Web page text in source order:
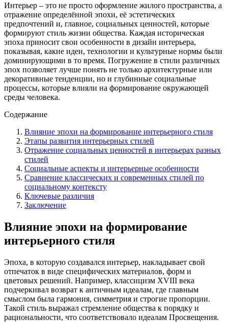
Интерьер – это не просто оформление жилого пространства, а
отражение определённой эпохи, её эстетических
предпочтений и, главное, социальных ценностей, которые
формируют стиль жизни общества. Каждая историческая
эпоха приносит свои особенности в дизайн интерьера,
показывая, какие идеи, технологии и культурные нормы были
доминирующими в то время. Погружение в стили различных
эпох позволяет лучше понять не только архитектурные или
декоративные тенденции, но и глубинные социальные
процессы, которые влияли на формирование окружающей
среды человека.
Содержание
Влияние эпохи на формирование интерьерного стиля
Этапы развития интерьерных стилей
Отражение социальных ценностей в интерьерах разных
стилей
Социальные аспекты и интерьерные особенности
Сравнение классических и современных стилей по
социальному контексту
Ключевые различия
Заключение
Влияние эпохи на формирование
интерьерного стиля
Эпоха, в которую создавался интерьер, накладывает свой
отпечаток в виде специфических материалов, форм и
цветовых решений. Например, классицизм XVIII века
подчеркивал возврат к античным идеалам, где главным
смыслом была гармония, симметрия и строгие пропорции.
Такой стиль выражал стремление общества к порядку и
рациональности, что соответствовало идеалам Просвещения.